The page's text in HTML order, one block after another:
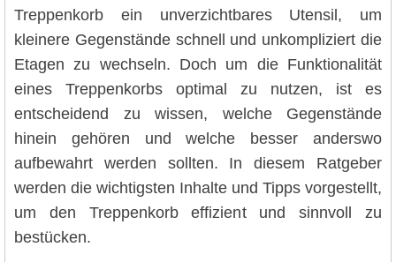
Treppenkorb ein unverzichtbares Utensil, um
kleinere Gegenstände schnell und unkompliziert die
Etagen zu wechseln. Doch um die Funktionalität
eines Treppenkorbs optimal zu nutzen, ist es
entscheidend zu wissen, welche Gegenstände
hinein gehören und welche besser anderswo
aufbewahrt werden sollten. In diesem Ratgeber
werden die wichtigsten Inhalte und Tipps vorgestellt,
um den Treppenkorb effizient und sinnvoll zu
bestücken.